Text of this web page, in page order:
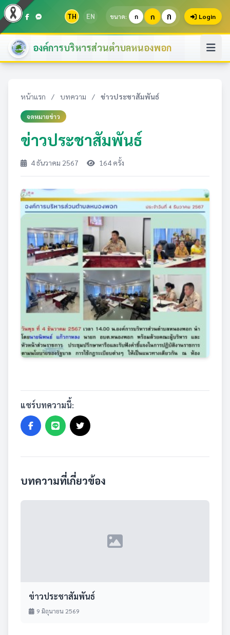
TH EN ขนาด: ก ก ก Login
องค์การบริหารส่วนตำบลหนองพอก
หน้าแรก / บทความ / ข่าวประชาสัมพันธ์
จดหมายข่าว
ข่าวประชาสัมพันธ์
4 ธันวาคม 2567 164 ครั้ง
แชร์บทความนี้:
บทความที่เกี่ยวข้อง
ข่าวประชาสัมพันธ์
9 มิถุนายน 2569